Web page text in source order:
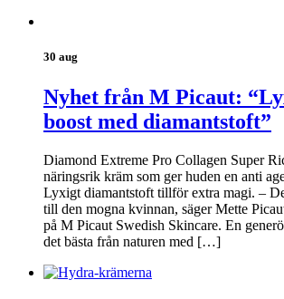
30 aug
Nyhet från M Picaut:
boost med diamantstoft”
Diamond Extreme Pro Collagen Super
näringsrik kräm som ger huden en anti
Lyxigt diamantstoft tillför extra magi. –
till den mogna kvinnan, säger Mette
på M Picaut Swedish Skincare. En
det bästa från naturen med […]